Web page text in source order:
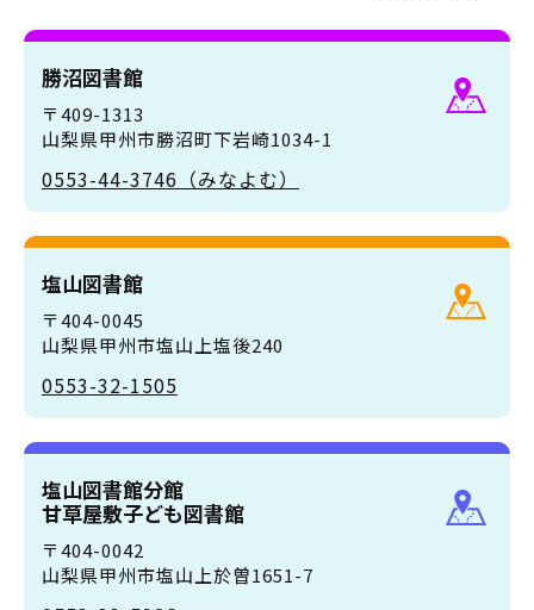
勝沼図書館
〒409-1313
山梨県甲州市勝沼町下岩崎1034-1
0553-44-3746（みなよむ）
塩山図書館
〒404-0045
山梨県甲州市塩山上塩後240
0553-32-1505
塩山図書館分館
甘草屋敷子ども図書館
〒404-0042
山梨県甲州市塩山上於曽1651-7